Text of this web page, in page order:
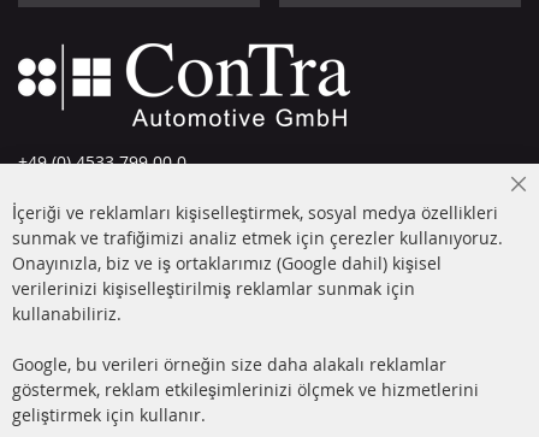
+49 (0) 4533 799 00 0
info@contra-automotive.de
facebook
instagram
HIZLI LİNKLER
(DPF)
DİZEL PARTİKÜL FİLTRESİ
MÜŞTERİ
Hakkımızda
İçeriği ve reklamları kişiselleştirmek, sosyal medya özellikleri
sunmak ve trafiğimizi analiz etmek için çerezler kullanıyoruz.
Onayınızla, biz ve iş ortaklarımız (Google dahil) kişisel
verilerinizi kişiselleştirilmiş reklamlar sunmak için
kullanabiliriz.
Google, bu verileri örneğin size daha alakalı reklamlar
göstermek, reklam etkileşimlerinizi ölçmek ve hizmetlerini
geliştirmek için kullanır.